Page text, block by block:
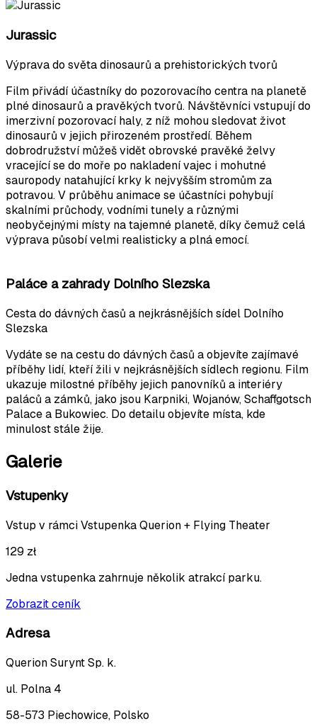
Jurassic
Výprava do světa dinosaurů a prehistorických tvorů
Film přivádí účastníky do pozorovacího centra na planetě
plné dinosaurů a pravěkých tvorů. Návštěvníci vstupují do
imerzivní pozorovací haly, z níž mohou sledovat život
dinosaurů v jejich přirozeném prostředí. Během
dobrodružství můžeš vidět obrovské pravěké želvy
vracející se do moře po nakladení vajec i mohutné
sauropody natahující krky k nejvyšším stromům za
potravou. V průběhu animace se účastníci pohybují
skalními průchody, vodními tunely a různými
neobyčejnými místy na tajemné planetě, díky čemuž celá
výprava působí velmi realisticky a plná emocí.
Paláce a zahrady Dolního Slezska
Cesta do dávných časů a nejkrásnějších sídel Dolního
Slezska
Vydáte se na cestu do dávných časů a objevíte zajímavé
příběhy lidí, kteří žili v nejkrásnějších sídlech regionu. Film
ukazuje milostné příběhy jejich panovníků a interiéry
paláců a zámků, jako jsou Karpniki, Wojanów, Schaffgotsch
Palace a Bukowiec. Do detailu objevíte místa, kde
minulost stále žije.
Galerie
Vstupenky
Vstup v rámciVstupenka Querion + Flying Theater
129 zł
Jedna vstupenka zahrnuje několik atrakcí parku.
Zobrazit ceník
Adresa
Querion Surynt Sp. k.
ul. Polna 4
58-573 Piechowice, Polsko